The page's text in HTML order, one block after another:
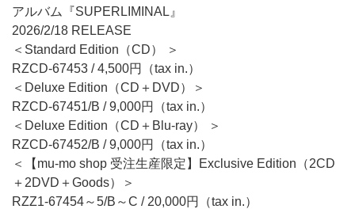
アルバム『SUPERLIMINAL』
2026/2/18 RELEASE
＜Standard Edition（CD） ＞
RZCD-67453 / 4,500円（tax in.）
＜Deluxe Edition（CD＋DVD）＞
RZCD-67451/B / 9,000円（tax in.）
＜Deluxe Edition（CD＋Blu-ray） ＞
RZCD-67452/B / 9,000円（tax in.）
＜【mu-mo shop 受注生産限定】Exclusive Edition（2CD
＋2DVD＋Goods）＞
RZZ1-67454～5/B～C / 20,000円（tax in.）